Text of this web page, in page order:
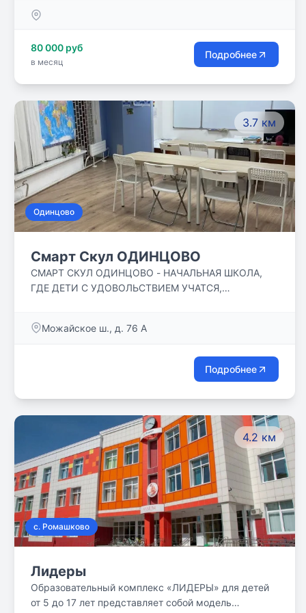
увлекательные нестандартные авторские
мы ставим себе задачу помочь ученикам освоить,
как общепринятые, базовые навыки, так и
80 000 руб
в месяц
Подробнее
3.7 км
Одинцово
Смарт Скул ОДИНЦОВО
СМАРТ СКУЛ ОДИНЦОВО - НАЧАЛЬНАЯ ШКОЛА,
ГДЕ ДЕТИ С УДОВОЛЬСТВИЕМ УЧАТСЯ,
ДРУЖЕЛЮБНОЙ АТМОСФЕРЕ.
Можайское ш., д. 76 А
Подробнее
4.2 км
с. Ромашково
Лидеры
Образовательный комплекс «ЛИДЕРЫ» для детей
от 5 до 17 лет представляет собой модель